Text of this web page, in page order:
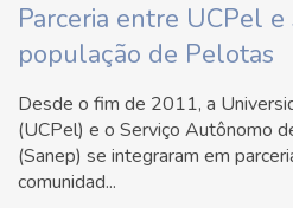
Parceria entre UCPel
população de Pelotas
Desde o fim de 2011, a
(UCPel) e o Serviço Autônomo
(Sanep) se integraram em
comunidad...